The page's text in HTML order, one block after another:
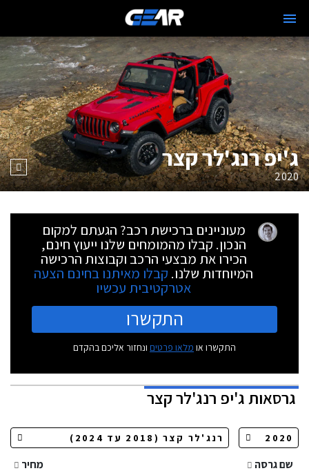
ג'יפ רנג'לר קצר
2020
מעוניינים ברכישת רכב? הגעתם למקום
הנכון. קבלו מהמומחים שלנו ייעוץ חינם,
הכירו את מבצעי הרכב וקבוצות הרכישה
המיוחדות שלנו. קבלו מאיתנו בחינם הצעה
אטרקטיבית עכשיו
התקשרו
התקשרו או מלאו פרטים ונחזור אליכם בהקדם
גרסאותג'יפ רנג'לר קצר
שם גרסה
מחיר